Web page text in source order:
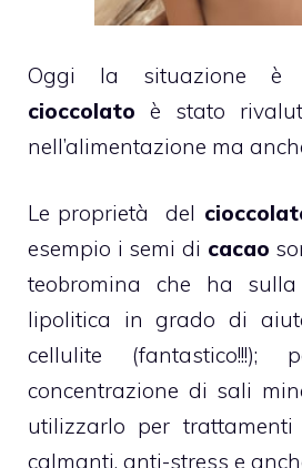
Oggi la situazione è
cioccolato è stato
nell’alimentazione ma
Le proprietà del
esempio i semi di cacao
teobromina che ha sulla
lipolitica in grado di
cellulite
concentrazione di sali
utilizzarlo per trattamenti
calmanti, anti-stress e